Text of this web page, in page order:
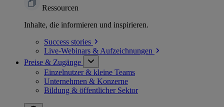
Ressourcen
Inhalte, die informieren und inspirieren.
Success stories
Live-Webinars & Aufzeichnungen
Preise & Zugänge
Einzelnutzer & kleine Teams
Unternehmen & Konzerne
Bildung & öffentlicher Sektor